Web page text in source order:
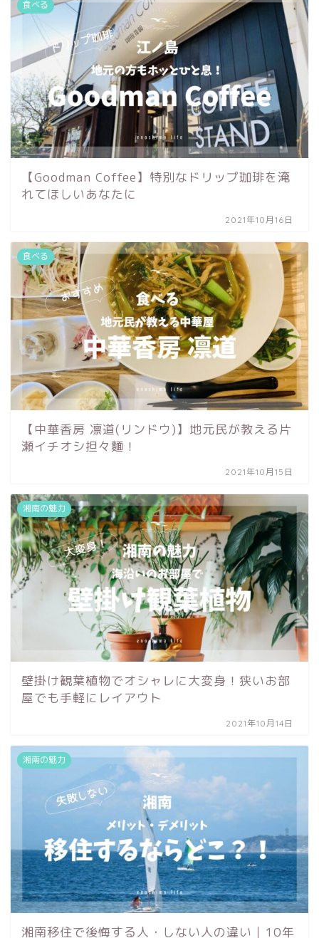
食べる
【Goodman Coffee】特別なドリップ珈琲を淹
れてほしいあなたに
2021年10月16日
食べる
【中華香房 凛道(リンドウ)】地元民が教える片
瀬イチオシ担々麵！
2021年10月15日
湘南の魅力
壁掛け観葉植物でオシャレに大変身！狭いお部
屋でも手軽にレイアウト
2021年10月14日
湘南の魅力
湘南移住で後悔する人・しない人の違い｜10年